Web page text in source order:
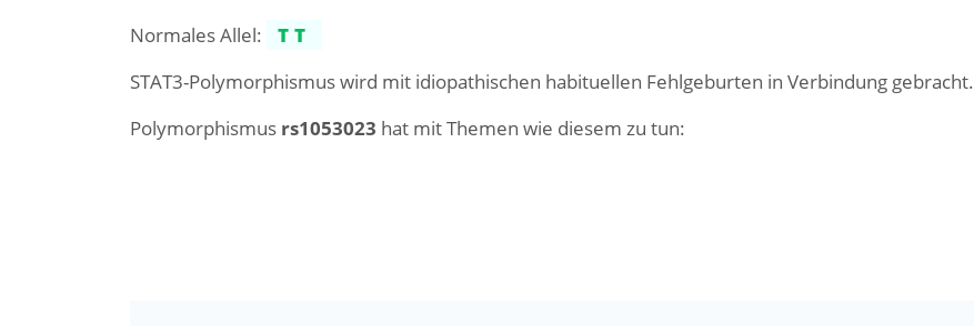
Normales Allel:
TT
STAT3-Polymorphismus wird mit idiopathischen habituellen Fehlgeburten in Verbindung gebracht.
Polymorphismus rs1053023 hat mit Themen wie diesem zu tun: